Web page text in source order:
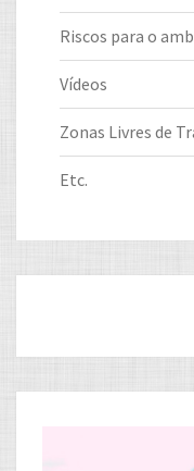
Riscos para o
Vídeos
Zonas Livres de
Etc.